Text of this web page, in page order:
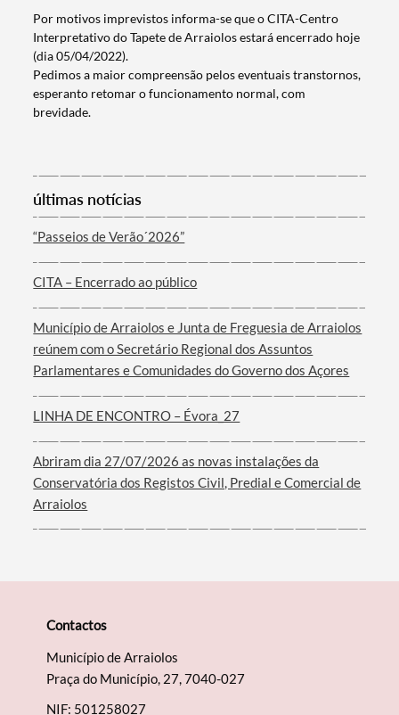
Termo de Pesquisa
Por motivos imprevistos informa-se que o CITA-Centro
Interpretativo do Tapete de Arraiolos estará encerrado hoje
(dia 05/04/2022).
Pedimos a maior compreensão pelos eventuais transtornos,
esperanto retomar o funcionamento normal, com
brevidade.
últimas notícias
“Passeios de Verão´2026”
CITA – Encerrado ao público
Município de Arraiolos e Junta de Freguesia de Arraiolos
reúnem com o Secretário Regional dos Assuntos
Parlamentares e Comunidades do Governo dos Açores
LINHA DE ENCONTRO – Évora_27
Abriram dia 27/07/2026 as novas instalações da
Conservatória dos Registos Civil, Predial e Comercial de
Arraiolos
Contactos
Município de Arraiolos
Praça do Município, 27, 7040-027
NIF: 501258027